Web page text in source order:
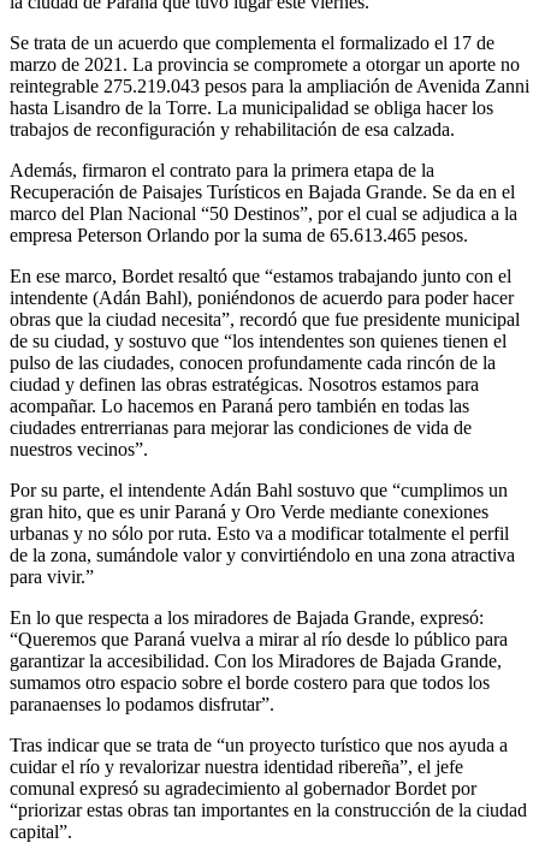
Se trata de un acuerdo que complementa el formalizado el 17 de
marzo de 2021. La provincia se compromete a otorgar un aporte no
reintegrable 275.219.043 pesos para la ampliación de Avenida Zanni
hasta Lisandro de la Torre. La municipalidad se obliga hacer los
trabajos de reconfiguración y rehabilitación de esa calzada.
Además, firmaron el contrato para la primera etapa de la
Recuperación de Paisajes Turísticos en Bajada Grande. Se da en el
marco del Plan Nacional “50 Destinos”, por el cual se adjudica a la
empresa Peterson Orlando por la suma de 65.613.465 pesos.
En ese marco, Bordet resaltó que “estamos trabajando junto con el
intendente (Adán Bahl), poniéndonos de acuerdo para poder hacer
obras que la ciudad necesita”, recordó que fue presidente municipal
de su ciudad, y sostuvo que “los intendentes son quienes tienen el
pulso de las ciudades, conocen profundamente cada rincón de la
ciudad y definen las obras estratégicas. Nosotros estamos para
acompañar. Lo hacemos en Paraná pero también en todas las
ciudades entrerrianas para mejorar las condiciones de vida de
nuestros vecinos”.
Por su parte, el intendente Adán Bahl sostuvo que “cumplimos un
gran hito, que es unir Paraná y Oro Verde mediante conexiones
urbanas y no sólo por ruta. Esto va a modificar totalmente el perfil
de la zona, sumándole valor y convirtiéndolo en una zona atractiva
para vivir.”
En lo que respecta a los miradores de Bajada Grande, expresó:
“Queremos que Paraná vuelva a mirar al río desde lo público para
garantizar la accesibilidad. Con los Miradores de Bajada Grande,
sumamos otro espacio sobre el borde costero para que todos los
paranaenses lo podamos disfrutar”.
Tras indicar que se trata de “un proyecto turístico que nos ayuda a
cuidar el río y revalorizar nuestra identidad ribereña”, el jefe
comunal expresó su agradecimiento al gobernador Bordet por
“priorizar estas obras tan importantes en la construcción de la ciudad
capital”.